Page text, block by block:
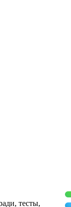
тесты,